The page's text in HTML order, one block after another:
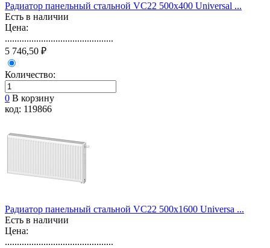
Радиатор панельный стальной VС22 500х400 Universal ...
Есть в наличии
Цена:
.............................................
5 746,50 ₽
Количество:
0 В корзину
код: 119866
Радиатор панельный стальной VС22 500х1600 Universa ...
Есть в наличии
Цена:
.............................................